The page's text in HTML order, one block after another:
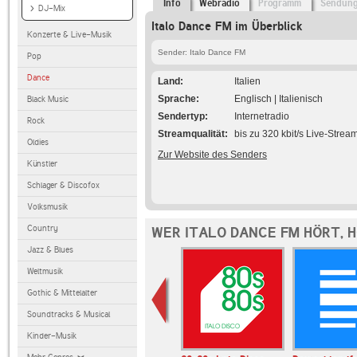
DJ-Mix
Konzerte & Live-Musik
Pop
Dance
Black Music
Rock
Oldies
Künstler
Schlager & Discofox
Volksmusik
Country
Jazz & Blues
Weltmusik
Gothic & Mittelalter
Soundtracks & Musical
Kinder-Musik
Info Webradio Programm
Italo Dance FM im Überblick
Sender: Italo Dance FM
Land
Italien
Sprache
Englisch | Italienisch
Sendertyp
Internetradio
Streamqualität
bis zu 320 kbit/s Live-
Zur Website des Senders
WER ITALO DANCE FM HÖRT,